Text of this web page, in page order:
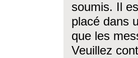
soumis. Il
placé dans
que les
Veuillez